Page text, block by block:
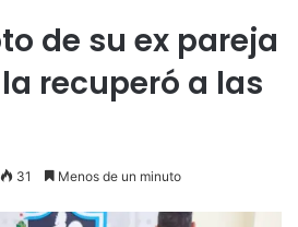
de su ex pareja
recuperó a las
31 Menos de un minuto